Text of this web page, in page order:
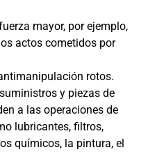
mayor, por ejemplo,
actos cometidos por
rotos.
y piezas de
a las operaciones de
lubricantes, filtros,
químicos, la pintura, el